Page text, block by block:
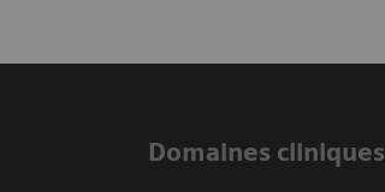
Domaines cliniques